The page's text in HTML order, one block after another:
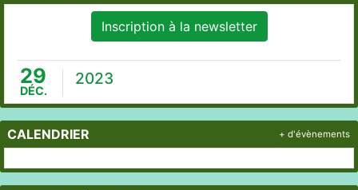
Inscription à la newsletter
29
DÉC.
2023
CALENDRIER + d'évènements